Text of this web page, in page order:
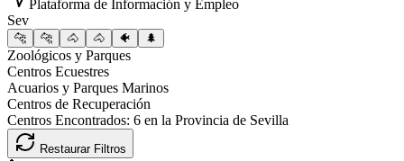
Plataforma de Información y Empleo
Sev
🐆 🐆 🐴 🐴 🐠 🌲
Zoológicos y Parques
Centros Ecuestres
Acuarios y Parques Marinos
Centros de Recuperación
Centros Encontrados: 6 en la Provincia de Sevilla
Restaurar Filtros